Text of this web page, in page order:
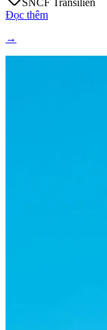
SNCF Transilien
Đọc thêm
→